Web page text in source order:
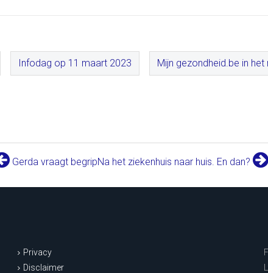
Infodag op 11 maart 2023 Mijn gezondheid.be in het
Gerda vraagt begripNa het ziekenhuis naar huis. En dan?
Privacy
Disclaimer